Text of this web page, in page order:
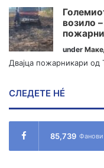
возило
under
Двајца пожарникари од
СЛЕДЕТЕ НÉ
85,739 Фанови